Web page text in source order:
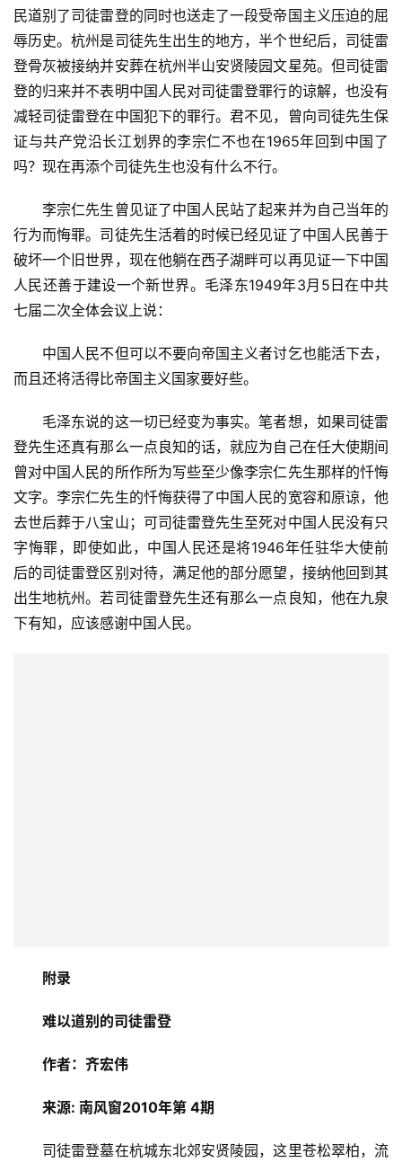
民道别了司徒雷登的同时也送走了一段受帝国主义压迫的屈
辱历史。杭州是司徒先生出生的地方，半个世纪后，司徒雷
登骨灰被接纳并安葬在杭州半山安贤陵园文星苑。但司徒雷
登的归来并不表明中国人民对司徒雷登罪行的谅解，也没有
减轻司徒雷登在中国犯下的罪行。君不见，曾向司徒先生保
证与共产党沿长江划界的李宗仁不也在1965年回到中国了
吗？现在再添个司徒先生也没有什么不行。
李宗仁先生曾见证了中国人民站了起来并为自己当年的
行为而悔罪。司徒先生活着的时候已经见证了中国人民善于
破坏一个旧世界，现在他躺在西子湖畔可以再见证一下中国
人民还善于建设一个新世界。毛泽东1949年3月5日在中共
七届二次全体会议上说：
中国人民不但可以不要向帝国主义者讨乞也能活下去，
而且还将活得比帝国主义国家要好些。
毛泽东说的这一切已经变为事实。笔者想，如果司徒雷
登先生还真有那么一点良知的话，就应为自己在任大使期间
曾对中国人民的所作所为写些至少像李宗仁先生那样的忏悔
文字。李宗仁先生的忏悔获得了中国人民的宽容和原谅，他
去世后葬于八宝山；可司徒雷登先生至死对中国人民没有只
字悔罪，即使如此，中国人民还是将1946年任驻华大使前
后的司徒雷登区别对待，满足他的部分愿望，接纳他回到其
出生地杭州。若司徒雷登先生还有那么一点良知，他在九泉
下有知，应该感谢中国人民。
附录
难以道别的司徒雷登
作者：齐宏伟
来源: 南风窗2010年第 4期
司徒雷登墓在杭城东北郊安贤陵园，这里苍松翠柏，流